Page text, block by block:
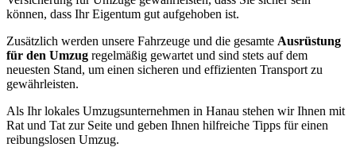
können, dass Ihr Eigentum gut aufgehoben ist.
Zusätzlich werden unsere Fahrzeuge und die gesamte Ausrüstung
für den Umzug regelmäßig gewartet und sind stets auf dem
neuesten Stand, um einen sicheren und effizienten Transport zu
gewährleisten.
Als Ihr lokales Umzugsunternehmen in Hanau stehen wir Ihnen mit
Rat und Tat zur Seite und geben Ihnen hilfreiche Tipps für einen
reibungslosen Umzug.